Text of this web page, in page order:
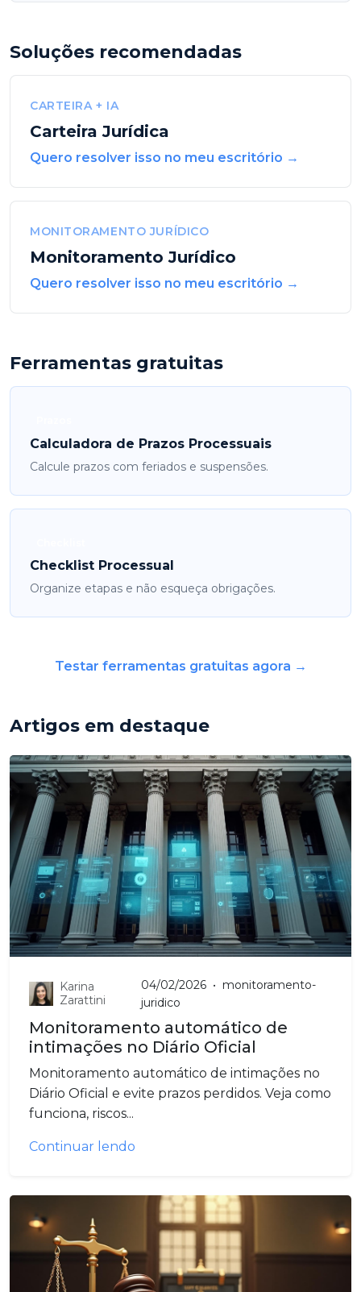
Soluções recomendadas
CARTEIRA + IA
Carteira Jurídica
Quero resolver isso no meu escritório →
MONITORAMENTO JURÍDICO
Monitoramento Jurídico
Quero resolver isso no meu escritório →
Ferramentas gratuitas
Calculadora de Prazos Processuais
Calcule prazos com feriados e suspensões.
Checklist Processual
Organize etapas e não esqueça obrigações.
Testar ferramentas gratuitas agora →
Artigos em destaque
Karina
Zarattini
04/02/2026 • monitoramento-
juridico
Monitoramento automático de
intimações no Diário Oficial
Monitoramento automático de intimações no
Diário Oficial e evite prazos perdidos. Veja como
funciona, riscos...
Continuar lendo